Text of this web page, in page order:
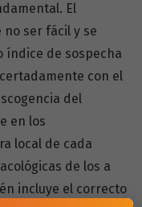
El
ser fácil y se
índice de sospecha
con el
del
en los
local de cada
de los a
incluye el correcto